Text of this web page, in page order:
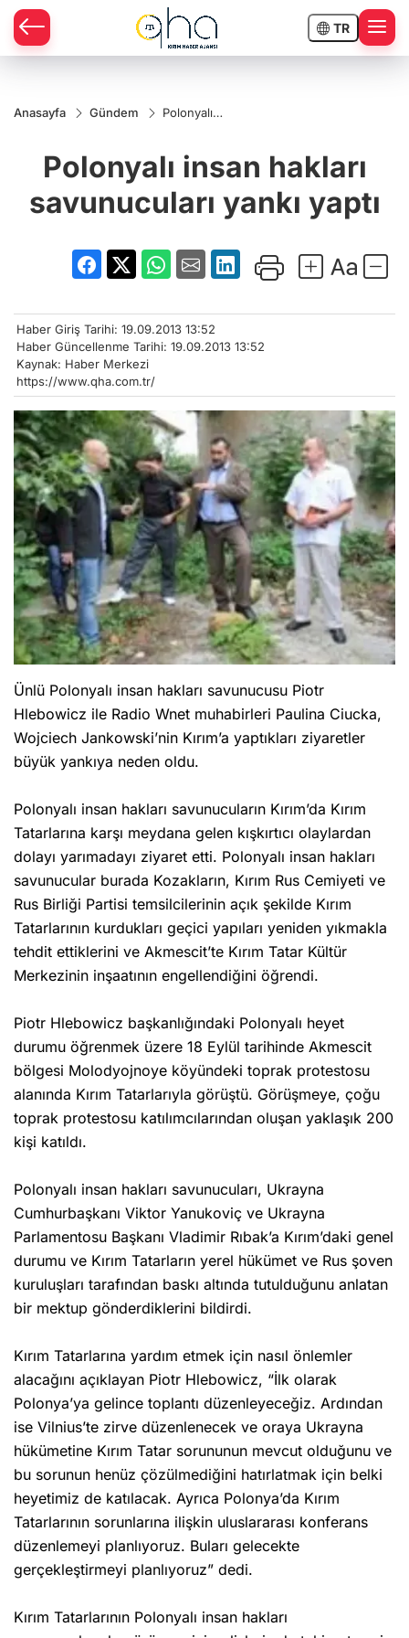
TR
Anasayfa Gündem
Polonyalı
yankı yaptı
Polonyalı insan hakları
savunucuları yankı yaptı
Haber Giriş Tarihi: 19.09.2013 13:52
Haber Güncellenme Tarihi: 19.09.2013 13:52
Kaynak: Haber Merkezi
https://www.qha.com.tr/
Ünlü Polonyalı insan hakları savunucusu Piotr
Hlebowicz ile Radio Wnet muhabirleri Paulina Ciucka,
Wojciech Jankowski’nin Kırım’a yaptıkları ziyaretler
büyük yankıya neden oldu.
Polonyalı insan hakları savunucuların Kırım’da Kırım
Tatarlarına karşı meydana gelen kışkırtıcı olaylardan
dolayı yarımadayı ziyaret etti. Polonyalı insan hakları
savunucular burada Kozakların, Kırım Rus Cemiyeti ve
Rus Birliği Partisi temsilcilerinin açık şekilde Kırım
Tatarlarının kurdukları geçici yapıları yeniden yıkmakla
tehdit ettiklerini ve Akmescit’te Kırım Tatar Kültür
Merkezinin inşaatının engellendiğini öğrendi.
Piotr Hlebowicz başkanlığındaki Polonyalı heyet
durumu öğrenmek üzere 18 Eylül tarihinde Akmescit
bölgesi Molodyojnoye köyündeki toprak protestosu
alanında Kırım Tatarlarıyla görüştü. Görüşmeye, çoğu
toprak protestosu katılımcılarından oluşan yaklaşık 200
kişi katıldı.
Polonyalı insan hakları savunucuları, Ukrayna
Cumhurbaşkanı Viktor Yanukoviç ve Ukrayna
Parlamentosu Başkanı Vladimir Rıbak’a Kırım’daki genel
durumu ve Kırım Tatarların yerel hükümet ve Rus şoven
kuruluşları tarafından baskı altında tutulduğunu anlatan
bir mektup gönderdiklerini bildirdi.
Kırım Tatarlarına yardım etmek için nasıl önlemler
alacağını açıklayan Piotr Hlebowicz, “İlk olarak
Polonya’ya gelince toplantı düzenleyeceğiz. Ardından
ise Vilnius’te zirve düzenlenecek ve oraya Ukrayna
hükümetine Kırım Tatar sorununun mevcut olduğunu ve
bu sorunun henüz çözülmediğini hatırlatmak için belki
heyetimiz de katılacak. Ayrıca Polonya’da Kırım
Tatarlarının sorunlarına ilişkin uluslararası konferans
düzenlemeyi planlıyoruz. Buları gelecekte
gerçekleştirmeyi planlıyoruz” dedi.
Kırım Tatarlarının Polonyalı insan hakları